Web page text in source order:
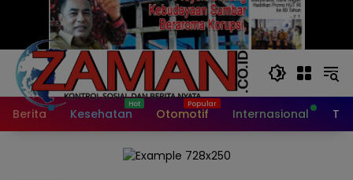
Berita Kesehatan Otomotif Internasional